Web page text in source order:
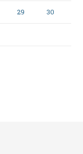
29 30